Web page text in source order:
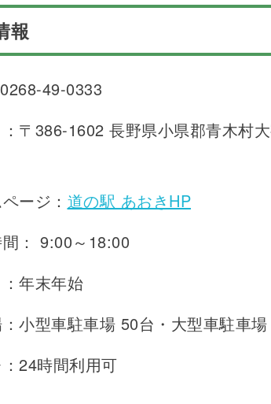
報
49-0333
〒386-1602 長野県小県郡青木村
ージ： 道の駅 あおきHP
： 9:00～18:00
年末年始
小型車駐車場 50台・大型車駐車
：24時間利用可